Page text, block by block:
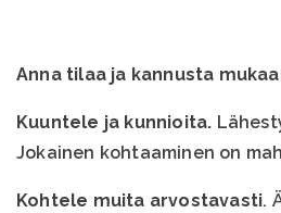
Anna tilaa ja kannusta
Kuuntele ja kunnioita.
Jokainen kohtaaminen on
Kohtele muita arvostavasti.